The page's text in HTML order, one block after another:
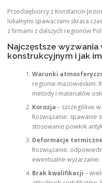
Przedsiębiorcy z Konstancin-
lokalnymi spawaczami skraca
z firmami z dalszych regionów
Najczęstsze wyzwania
konstrukcyjnym i jak
Warunki
regionie mazowieckim.
metody i materiałów
Korozja – szczególnie
Rozwiązanie: spawanie
stosowanie powłok
Deformacje termiczne
Rozwiązanie:
ewentualne wyżarzanie.
Brak kwalifikacji –